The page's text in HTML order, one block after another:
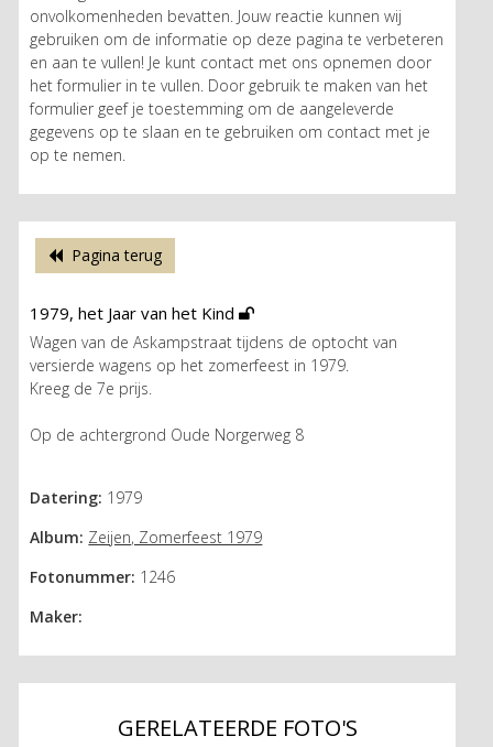
onvolkomenheden bevatten. Jouw reactie kunnen wij
gebruiken om de informatie op deze pagina te verbeteren
en aan te vullen! Je kunt contact met ons opnemen door
het formulier in te vullen. Door gebruik te maken van het
formulier geef je toestemming om de aangeleverde
gegevens op te slaan en te gebruiken om contact met je
op te nemen.
Pagina terug
1979, het Jaar van het Kind
Wagen van de Askampstraat tijdens de optocht van
versierde wagens op het zomerfeest in 1979.
Kreeg de 7e prijs.
Op de achtergrond Oude Norgerweg 8
Datering: 1979
Album: Zeijen, Zomerfeest 1979
Fotonummer: 1246
Maker:
GERELATEERDE FOTO'S